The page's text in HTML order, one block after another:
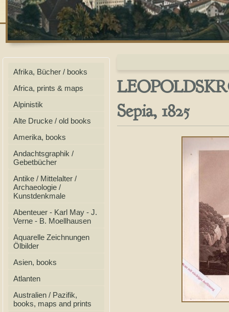
Afrika, Bücher / books
Africa, prints & maps
Alpinistik
Alte Drucke / old books
Amerika, books
Andachtsgraphik /
Gebetbücher
Antike / Mittelalter /
Archaeologie /
Kunstdenkmale
Abenteuer - Karl May - J.
Verne - B. Moellhausen
Aquarelle Zeichnungen
Ölbilder
Asien, books
Atlanten
Australien / Pazifik,
books, maps and prints
Sepia, 1825